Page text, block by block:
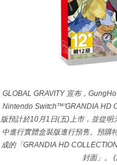
GLOBAL GRAVITY 宣布，
Nintendo Switch™'GRANDIA HD
版預計於10月1日(五)上市，並從
中進行實體盒裝版進行預售。預購
成的「GRANDIA HD
封面」。